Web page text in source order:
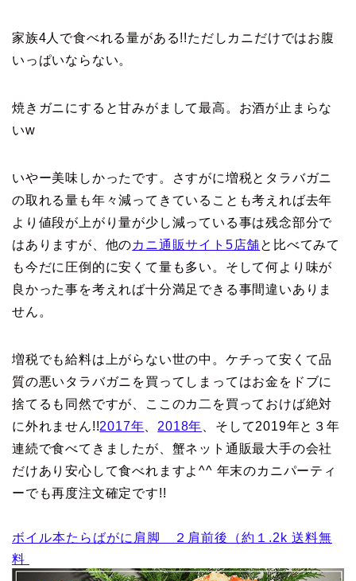
家族4人で食べれる量がある!!ただしカニだけではお腹
いっぱいならない。
焼きガニにすると甘みがまして最高。お酒が止まらな
いw
いやー美味しかったです。さすがに増税とタラバガニ
の取れる量も年々減ってきていることも考えれば去年
より値段が上がり量が少し減っている事は残念部分で
はありますが、他のカニ通販サイト5店舗と比べてみて
も今だに圧倒的に安くて量も多い。そして何より味が
良かった事を考えれば十分満足できる事間違いありま
せん。
増税でも給料は上がらない世の中。ケチって安くて品
質の悪いタラバガニを買ってしまってはお金をドブに
捨てるも同然ですが、ここのカ二を買っておけば絶対
に外れません!!2017年 2018年 、そして2019年と３年
連続で食べてきましたが、蟹ネット通販最大手の会社
だけあり安心して食べれますよ^^ 年末のカニパーティ
ーでも再度注文確定です!!
ボイル本たらばがに肩脚 ２肩前後（約１.2k 送料無
料